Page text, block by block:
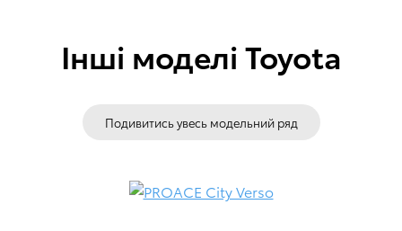
Інші моделі Toyota
Подивитись увесь модельний ряд